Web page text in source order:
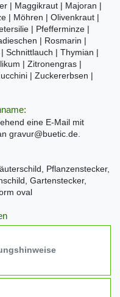
| Maggikraut | Majoran |
| Möhren | Olivenkraut |
| Pfefferminze |
| Rosmarin |
Schnittlauch | Thymian |
| Zitronengras |
| Zuckererbsen |
eine E-Mail mit
gravur@buetic.de.
Pflanzenstecker,
Gartenstecker,
oval